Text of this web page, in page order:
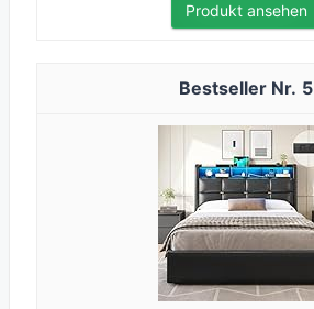
Produkt ansehen
5